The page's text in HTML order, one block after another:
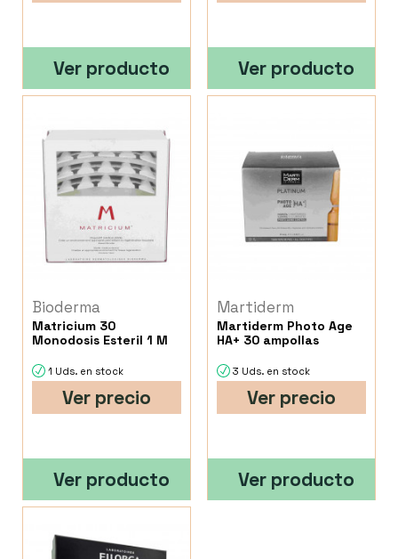
Ver producto Ver producto
Bioderma
Matricium 30
Monodosis Esteril 1 M
1 Uds. en stock
Ver precio
Ver producto
Martiderm
Martiderm Photo Age
HA+ 30 ampollas
3 Uds. en stock
Ver precio
Ver producto